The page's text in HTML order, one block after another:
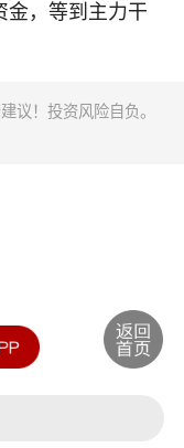
金，等到主力干
议！投资风险自负。